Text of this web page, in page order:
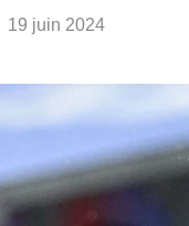
19 juin 2024